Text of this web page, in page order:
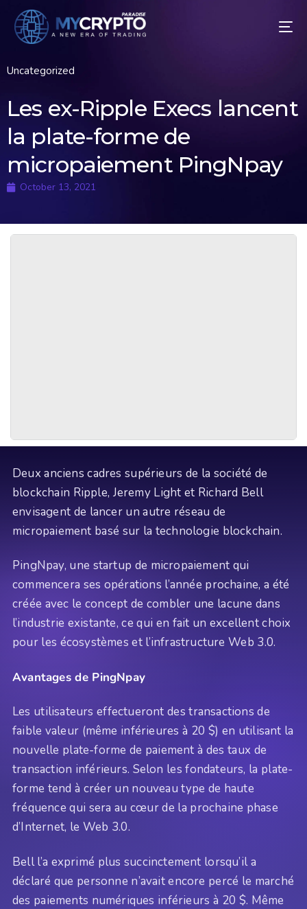
Uncategorized
Les ex-Ripple Execs lancent
la plate-forme de
micropaiement PingNpay
October 13, 2021
Deux anciens cadres supérieurs de la société de
blockchain Ripple, Jeremy Light et Richard Bell
envisagent de lancer un autre réseau de
micropaiement basé sur la technologie blockchain.
PingNpay, une startup de micropaiement qui
commencera ses opérations l’année prochaine, a été
créée avec le concept de combler une lacune dans
l’industrie existante, ce qui en fait un excellent choix
pour les écosystèmes et l’infrastructure Web 3.0.
Avantages de PingNpay
Les utilisateurs effectueront des transactions de
faible valeur (même inférieures à 20 $) en utilisant la
nouvelle plate-forme de paiement à des taux de
transaction inférieurs. Selon les fondateurs, la plate-
forme tend à créer un nouveau type de haute
fréquence qui sera au cœur de la prochaine phase
d’Internet, le Web 3.0.
Bell l’a exprimé plus succinctement lorsqu’il a
déclaré que personne n’avait encore percé le marché
des paiements numériques inférieurs à 20 $. Même